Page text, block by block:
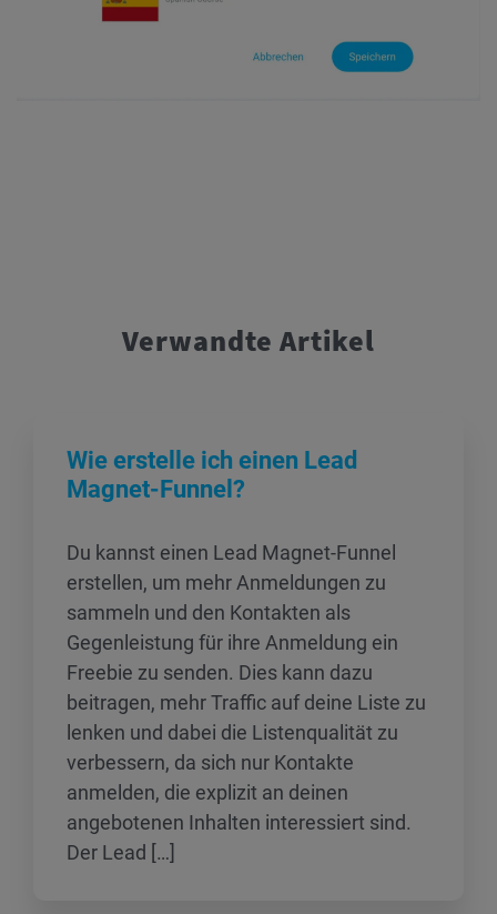
Verwandte Artikel
Wie erstelle ich einen Lead
Magnet-Funnel?
Du kannst einen Lead Magnet-Funnel
erstellen, um mehr Anmeldungen zu
sammeln und den Kontakten als
Gegenleistung für ihre Anmeldung ein
Freebie zu senden. Dies kann dazu
beitragen, mehr Traffic auf deine Liste zu
lenken und dabei die Listenqualität zu
verbessern, da sich nur Kontakte
anmelden, die explizit an deinen
angebotenen Inhalten interessiert sind.
Der Lead […]